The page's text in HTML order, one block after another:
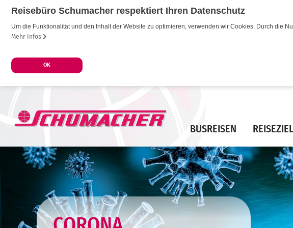
Reisebüro Schumacher respektiert Ihren Datenschutz
Um die Funktionalität und den Inhalt der Website zu optimieren, verwenden wir Cookies. Durch die
Mehr Infos
OK
BUSREISEN